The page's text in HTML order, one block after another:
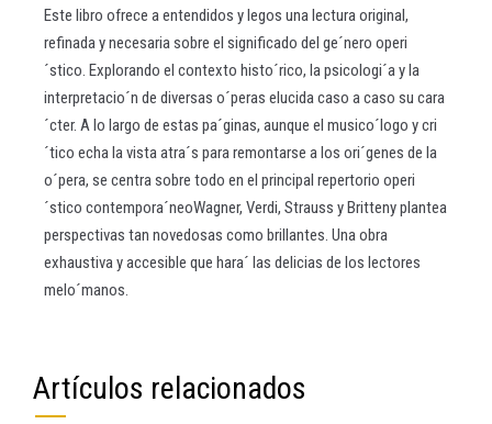
Este libro ofrece a entendidos y legos una lectura original,
refinada y necesaria sobre el significado del ge´nero operi
´stico. Explorando el contexto histo´rico, la psicologi´a y la
interpretacio´n de diversas o´peras elucida caso a caso su cara
´cter. A lo largo de estas pa´ginas, aunque el musico´logo y cri
´tico echa la vista atra´s para remontarse a los ori´genes de la
o´pera, se centra sobre todo en el principal repertorio operi
´stico contempora´neoWagner, Verdi, Strauss y Britteny plantea
perspectivas tan novedosas como brillantes. Una obra
exhaustiva y accesible que hara´ las delicias de los lectores
melo´manos.
Artículos relacionados